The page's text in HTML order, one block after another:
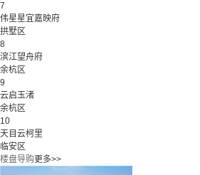
7
伟星星宜嘉映府
拱墅区
8
滨江望舟府
余杭区
9
云启玉渚
余杭区
10
天目云柯里
临安区
楼盘导购更多>>